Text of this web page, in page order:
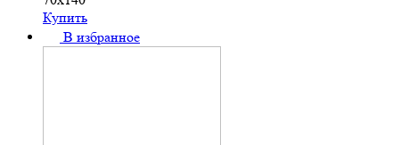
Купить
В избранное